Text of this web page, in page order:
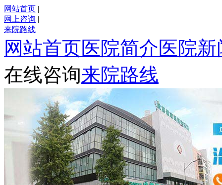
网站首页 |
网上咨询 |
来院路线
网站首页医院简介医院新
在线咨询来院路线